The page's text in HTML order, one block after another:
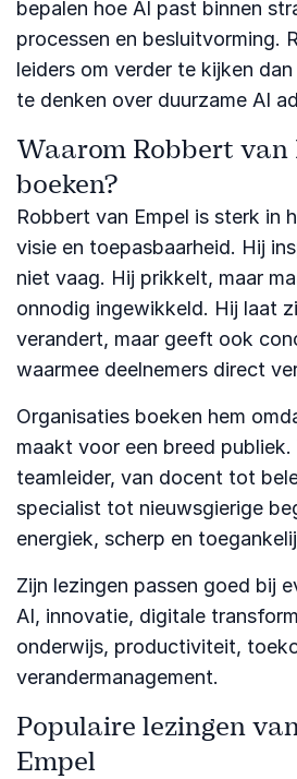
bepalen hoe AI past binnen
processen en besluitvorming.
leiders om verder te kijken
te denken over duurzame AI
Waarom Robbert van
boeken?
Robbert van Empel is sterk in
visie en toepasbaarheid. Hij
niet vaag. Hij prikkelt, maar
onnodig ingewikkeld. Hij laat
verandert, maar geeft ook
waarmee deelnemers direct
Organisaties boeken hem
maakt voor een breed
teamleider, van docent tot
specialist tot nieuwsgierige
energiek, scherp en
Zijn lezingen passen goed bij
AI, innovatie, digitale
onderwijs, productiviteit,
verandermanagement.
Populaire lezingen
Empel